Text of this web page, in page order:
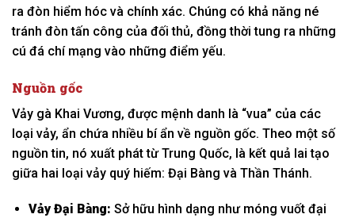
ra đòn hiểm hóc và chính xác. Chúng có khả năng né
tránh đòn tấn công của đối thủ, đồng thời tung ra những
cú đá chí mạng vào những điểm yếu.
Nguồn gốc
Vảy gà Khai Vương, được mệnh danh là “vua” của các
loại vảy, ẩn chứa nhiều bí ẩn về nguồn gốc. Theo một số
nguồn tin, nó xuất phát từ Trung Quốc, là kết quả lai tạo
giữa hai loại vảy quý hiếm: Đại Bàng và Thần Thánh.
Vảy Đại Bàng: Sở hữu hình dạng như móng vuốt đại